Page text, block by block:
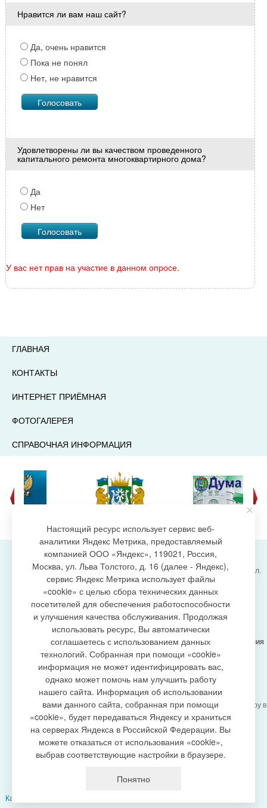
Нравится ли вам наш сайт?
Да, очень нравится
Пока не понял
Нет, не нравится
Удовлетворены ли вы качеством проведенного
капитального ремонта многоквартирного дома?
Да
Нет
У вас нет прав на участие в данном опросе.
ГЛАВНАЯ
КОНТАКТЫ
ИНТЕРНЕТ ПРИЁМНАЯ
ФОТОГАЛЕРЕЯ
СПРАВОЧНАЯ ИНФОРМАЦИЯ
создание сайта
Администрация городского поселения Излучинск, ул.
Энергетиков, 6, пгт. Излучинск, Нижневартовский
район,
Ханты-Мансийский автономный округ-Югра
(Тюменская область), 628634
Сетевое изданиеhttps://www.gp-izluchinsk.ru
16+
Учредитель -Администрация городского поселения
Излучинск
Главный редактор - Бурич Денис Ярославович
Телефон/факс: (3466) 28-13-77 , e-mail:
admizl@rambler.ru
Сетевое изданиеhttps://www.gp-izluchinsk.ru
зарегистрировано Федеральной службой по надзору в
сфере связи,
информационных технологий и массовых
коммуникаций (Роскомнадзор), регистрационный
номер СМИ
ЭЛ № ФС77-87353 от 27.04.2024
персональных данных
Карта сайта
Настоящий ресурс использует сервис веб-
аналитики Яндекс Метрика, предоставляемый
компанией ООО «Яндекс», 119021, Россия,
Москва, ул. Льва Толстого, д. 16 (далее - Яндекс),
сервис Яндекс Метрика использует файлы
«cookie» с целью сбора технических данных
посетителей для обеспечения работоспособности
и улучшения качества обслуживания. Продолжая
использовать ресурс, Вы автоматически
соглашаетесь с использованием данных
технологий. Собранная при помощи «cookie»
информация не может идентифицировать вас,
однако может помочь нам улучшить работу
нашего сайта. Информация об использовании
вами данного сайта, собранная при помощи
«cookie», будет передаваться Яндексу и храниться
на серверах Яндекса в Российской Федерации. Вы
можете отказаться от использования «cookie»,
выбрав соответствующие настройки в браузере.
Понятно